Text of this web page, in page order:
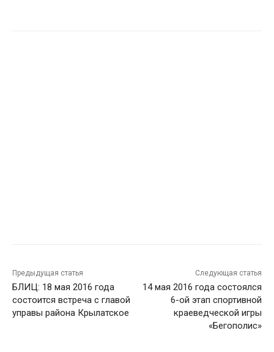
Предыдущая статья
БЛИЦ: 18 мая 2016 года
состоится встреча с главой
управы района Крылатское
Следующая статья
14 мая 2016 года состоялся
6-ой этап спортивной
краеведческой игры
«Бегополис»